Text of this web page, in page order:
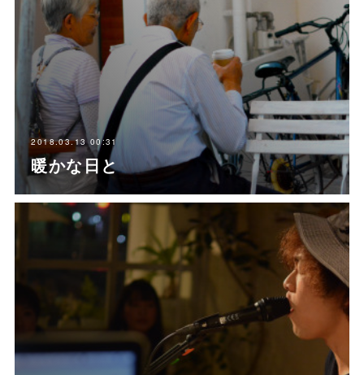
2018.03.13 00:31
暖かな日と